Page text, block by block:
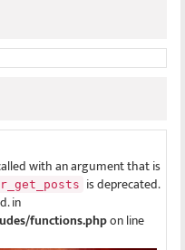
with an argument that is
is deprecated.
in
functions.phpon line